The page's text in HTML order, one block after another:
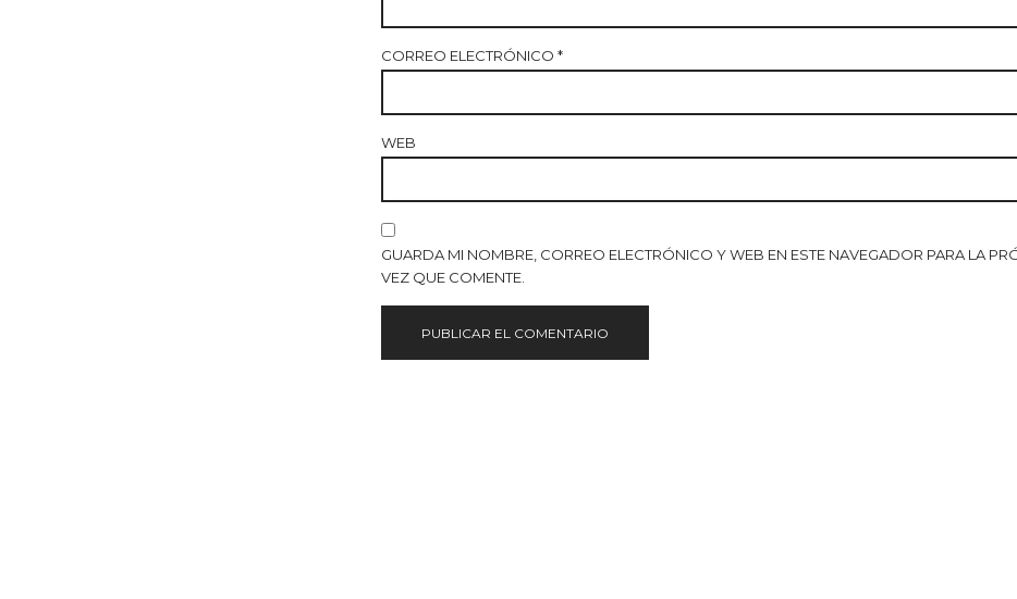
CORREO ELECTRÓNICO *
WEB
GUARDA MI NOMBRE, CORREO ELECTRÓNICO Y WEB EN ESTE NAVEGADOR PARA LA
VEZ QUE COMENTE.